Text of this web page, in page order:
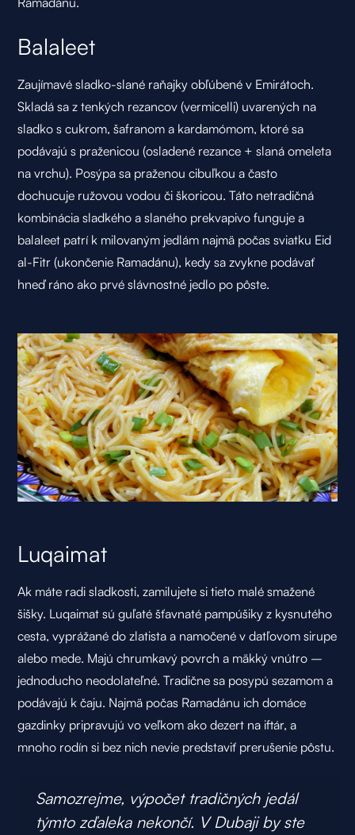
Balaleet
Zaujímavé sladko-slané raňajky obľúbené v Emirátoch.
Skladá sa z tenkých rezancov (vermicelli) uvarených na
sladko s cukrom, šafranom a kardamómom, ktoré sa
podávajú s praženicou (osladené rezance + slaná omeleta
na vrchu). Posýpa sa praženou cibuľkou a často
dochucuje ružovou vodou či škoricou. Táto netradičná
kombinácia sladkého a slaného prekvapivo funguje a
balaleet patrí k milovaným jedlám najmä počas sviatku Eid
al-Fitr (ukončenie Ramadánu), kedy sa zvykne podávať
hneď ráno ako prvé slávnostné jedlo po pôste.
Luqaimat
Ak máte radi sladkosti, zamilujete si tieto malé smažené
šišky. Luqaimat sú guľaté šťavnaté pampúšiky z kysnutého
cesta, vyprážané do zlatista a namočené v datľovom sirupe
alebo mede. Majú chrumkavý povrch a mäkký vnútro –
jednoducho neodolateľné. Tradične sa posypú sezamom a
podávajú k čaju. Najmä počas Ramadánu ich domáce
gazdinky pripravujú vo veľkom ako dezert na iftár, a
mnoho rodín si bez nich nevie predstaviť prerušenie pôstu.
Samozrejme, výpočet tradičných jedál
týmto zďaleka nekončí. V Dubaji by ste